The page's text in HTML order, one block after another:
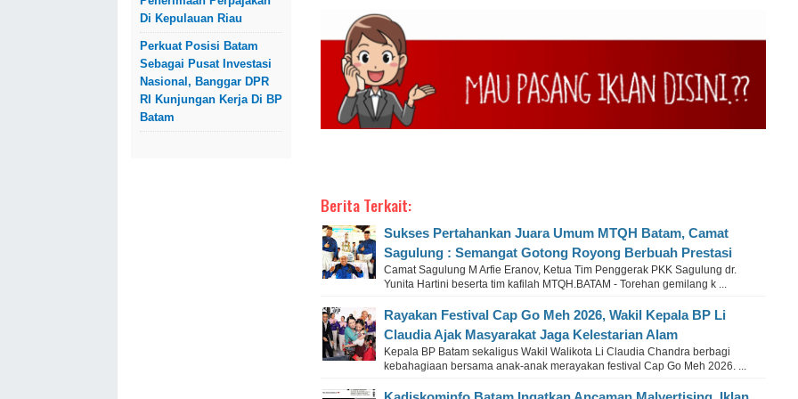
Di Kepulauan Riau
Perkuat Posisi Batam
Sebagai Pusat Investasi
Nasional, Banggar DPR
RI Kunjungan Kerja Di BP
Batam
Berita Terkait:
Sukses Pertahankan Juara Umum MTQH Batam, Camat
Sagulung : Semangat Gotong Royong Berbuah Prestasi
Camat Sagulung M Arfie Eranov, Ketua Tim Penggerak PKK Sagulung dr.
Yunita Hartini beserta tim kafilah MTQH.BATAM - Torehan gemilang k ...
Rayakan Festival Cap Go Meh 2026, Wakil Kepala BP Li
Claudia Ajak Masyarakat Jaga Kelestarian Alam
Kepala BP Batam sekaligus Wakil Walikota Li Claudia Chandra berbagi
kebahagiaan bersama anak-anak merayakan festival Cap Go Meh 2026. ...